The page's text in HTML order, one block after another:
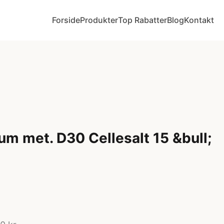
ForsideProdukterTop RabatterBlogKontakt
met. D30 Cellesalt 15 &bull;